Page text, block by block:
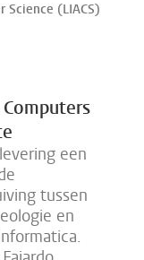
Science (LIACS)
een
tussen
en